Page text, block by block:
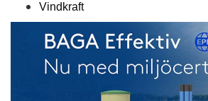
Vindkraft